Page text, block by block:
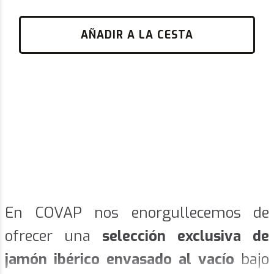
AÑADIR A LA CESTA
En COVAP nos enorgullecemos de
ofrecer una selección exclusiva de
jamón ibérico envasado al vacío bajo